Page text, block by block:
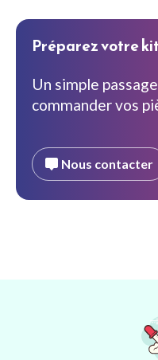
Préparez votre
Un simple
commander vos
Nous contacter